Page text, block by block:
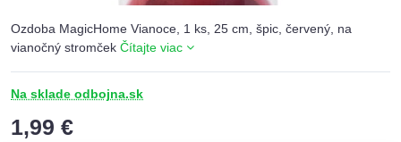
Ozdoba MagicHome Vianoce, 1 ks, 25 cm, špic, červený, na
vianočný stromček Čítajte viac
Na sklade odbojna.sk
1,99 €